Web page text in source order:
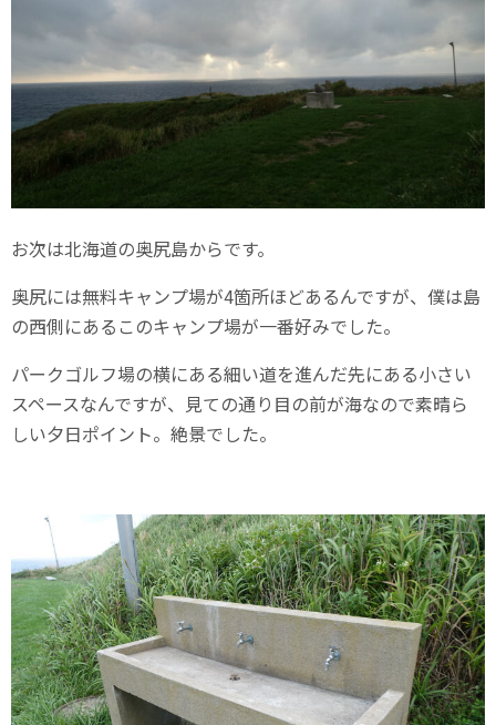
お次は北海道の奥尻島からです。
奥尻には無料キャンプ場が4箇所ほどあるんですが、僕は島
の西側にあるこのキャンプ場が一番好みでした。
パークゴルフ場の横にある細い道を進んだ先にある小さい
スペースなんですが、見ての通り目の前が海なので素晴ら
しい夕日ポイント。絶景でした。